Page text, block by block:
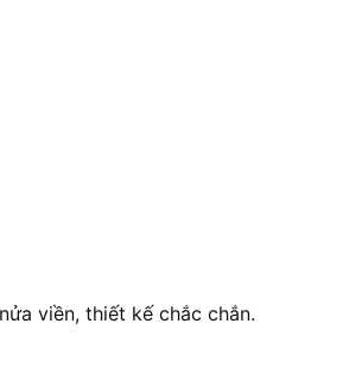
viền, thiết kế chắc chắn.